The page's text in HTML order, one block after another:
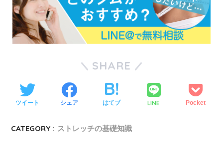
SHARE
ツイート シェア はてブ LINE Pocket
CATEGORY : ストレッチの基礎知識